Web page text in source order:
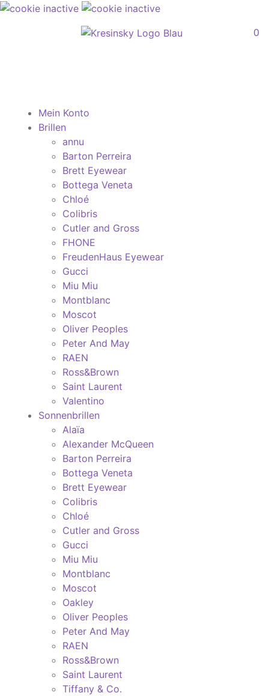
0
Mein Konto
Brillen
annu
Barton Perreira
Brett Eyewear
Bottega Veneta
Chloé
Colibris
Cutler and Gross
FHONE
FreudenHaus Eyewear
Gucci
Miu Miu
Montblanc
Moscot
Oliver Peoples
Peter And May
RAEN
Ross&Brown
Saint Laurent
Valentino
Sonnenbrillen
Alaïa
Alexander McQueen
Barton Perreira
Bottega Veneta
Brett Eyewear
Colibris
Chloé
Cutler and Gross
Gucci
Miu Miu
Montblanc
Moscot
Oakley
Oliver Peoples
Peter And May
RAEN
Ross&Brown
Saint Laurent
Tiffany & Co.